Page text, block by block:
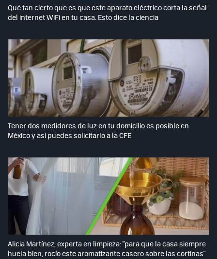
Qué tan cierto que es que este aparato eléctrico corta la señal
del internet WiFi en tu casa. Esto dice la ciencia
Tener dos medidores de luz en tu domicilio es posible en
México y así puedes solicitarlo a la CFE
Alicia Martínez, experta en limpieza: "para que la casa siempre
huela bien, rocío este aromatizante casero sobre las cortinas"